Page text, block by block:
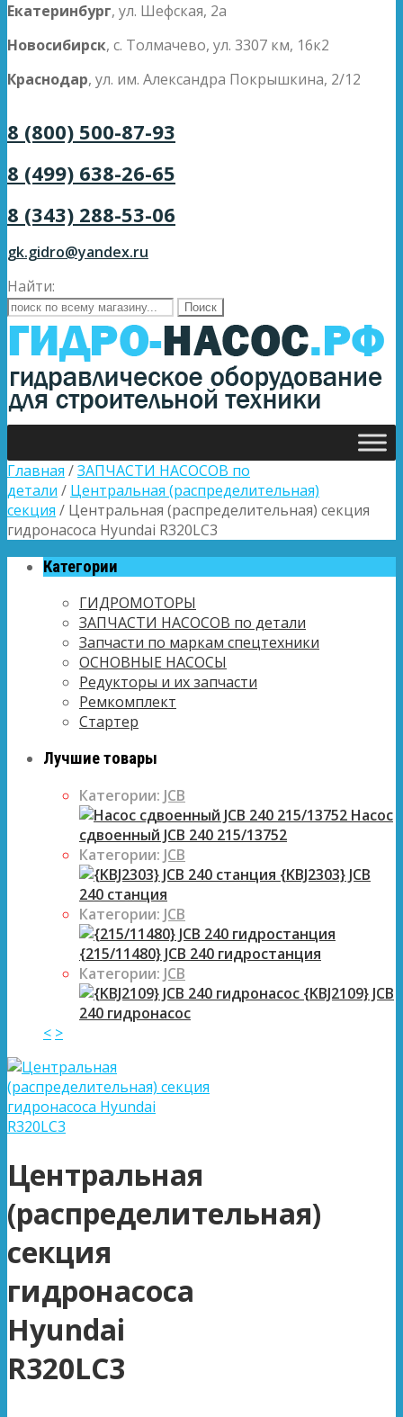
Екатеринбург, ул. Шефская, 2а
Новосибирск, с. Толмачево, ул. 3307 км, 16к2
Краснодар, ул. им. Александра Покрышкина, 2/12
8 (800) 500-87-93
8 (499) 638-26-65
8 (343) 288-53-06
gk.gidro@yandex.ru
Найти:
Главная /ЗАПЧАСТИ НАСОСОВ по
детали / Центральная (распределительная)
секция / Центральная (распределительная) секция
гидронасоса Hyundai R320LC3
Категории
ГИДРОМОТОРЫ
ЗАПЧАСТИ НАСОСОВ по детали
Запчасти по маркам спецтехники
ОСНОВНЫЕ НАСОСЫ
Редукторы и их запчасти
Ремкомплект
Стартер
Лучшие товары
Категории: JCB
Насос
сдвоенный JCB 240 215/13752
Категории: JCB
{KBJ2303} JCB
240 станция
Категории: JCB
{215/11480} JCB 240 гидростанция
Категории: JCB
{KBJ2109} JCB
240 гидронасос
< >
Центральная
(распределительная)
секция
гидронасоса
Hyundai
R320LC3